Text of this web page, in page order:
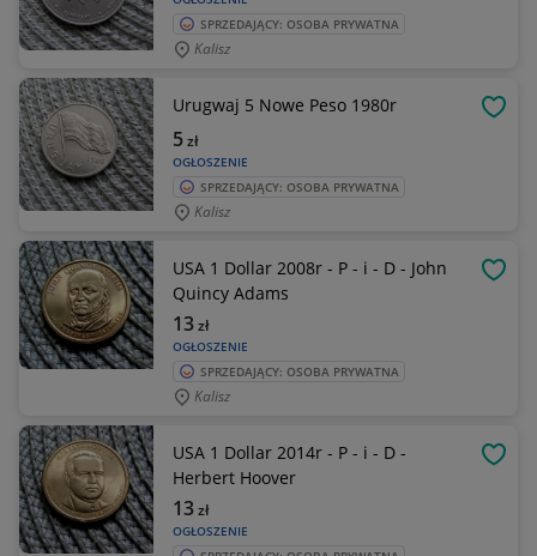
SPRZEDAJĄCY: OSOBA PRYWATNA
Kalisz
Urugwaj 5 Nowe Peso 1980r
OGŁOSZENIE
5zł
SPRZEDAJĄCY: OSOBA PRYWATNA
Kalisz
USA 1 Dollar 2008r - P - i - D - John
Quincy Adams
OGŁOSZENIE
13zł
SPRZEDAJĄCY: OSOBA PRYWATNA
Kalisz
USA 1 Dollar 2014r - P - i - D -
Herbert Hoover
OGŁOSZENIE
13zł